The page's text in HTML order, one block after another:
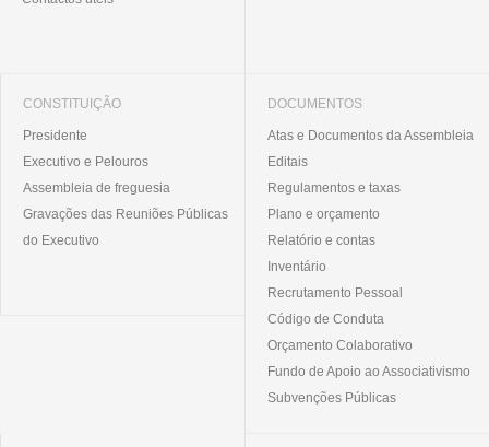
CONSTITUIÇÃO
Presidente
Executivo e Pelouros
Assembleia de freguesia
Gravações das Reuniões Públicas
do Executivo
DOCUMENTOS
Atas e Documentos da Assembleia
Editais
Regulamentos e taxas
Plano e orçamento
Relatório e contas
Inventário
Recrutamento Pessoal
Código de Conduta
Orçamento Colaborativo
Fundo de Apoio ao Associativismo
Subvenções Públicas